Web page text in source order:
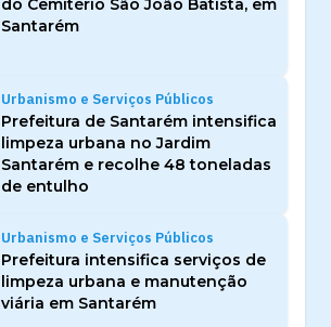
do Cemitério São João Batista, em
Santarém
Urbanismo e Serviços Públicos
Prefeitura de Santarém intensifica
limpeza urbana no Jardim
Santarém e recolhe 48 toneladas
de entulho
Urbanismo e Serviços Públicos
Prefeitura intensifica serviços de
limpeza urbana e manutenção
viária em Santarém